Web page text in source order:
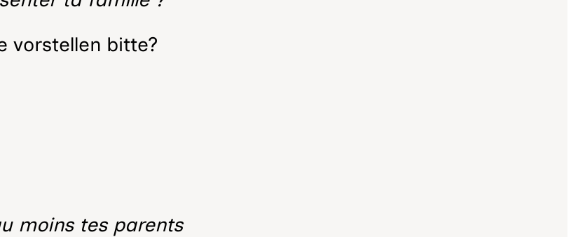
vorstellen bitte?
moins tes parents